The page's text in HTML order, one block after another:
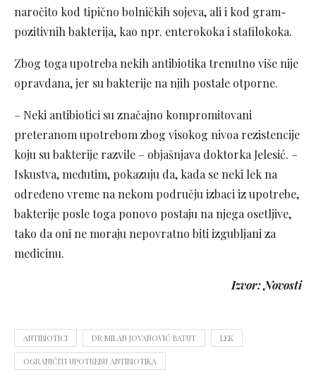
naročito kod tipično bolničkih sojeva, ali i kod gram-
pozitivnih bakterija, kao npr. enterokoka i stafilokoka.
Zbog toga upotreba nekih antibiotika trenutno više nije
opravdana, jer su bakterije na njih postale otporne.
– Neki antibiotici su značajno kompromitovani
preteranom upotrebom zbog visokog nivoa rezistencije
koju su bakterije razvile – objašnjava doktorka Jelesić. –
Iskustva, međutim, pokazuju da, kada se neki lek na
određeno vreme na nekom području izbaci iz upotrebe,
bakterije posle toga ponovo postaju na njega osetljive,
tako da oni ne moraju nepovratno biti izgubljani za
medicinu.
Izvor: Novosti
ANTIBIOTICI DR MILAN JOVANOVIĆ BATUT LEK
OGRANIČITI UPOTREBU ANTIBIOTIKA